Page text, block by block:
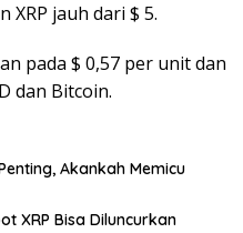
XRP jauh dari $ 5.
pada $ 0,57 per unit dan
dan Bitcoin.
Akankah Memicu
XRP Bisa Diluncurkan